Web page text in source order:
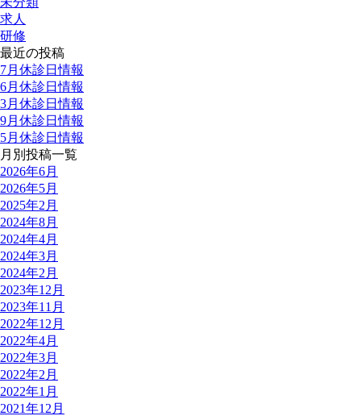
求人
研修
最近の投稿
7月休診日情報
6月休診日情報
3月休診日情報
9月休診日情報
5月休診日情報
月別投稿一覧
2026年6月
2026年5月
2025年2月
2024年8月
2024年4月
2024年3月
2024年2月
2023年12月
2023年11月
2022年12月
2022年4月
2022年3月
2022年2月
2022年1月
2021年12月